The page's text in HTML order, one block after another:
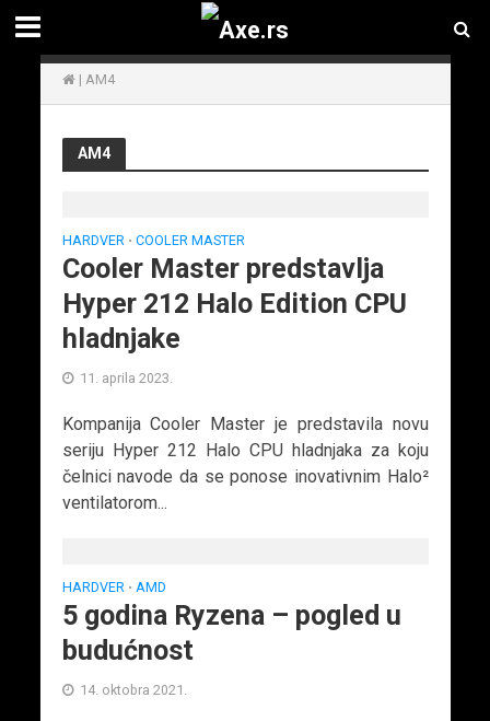
| AM4
AM4
HARDVER • COOLER MASTER
Cooler Master predstavlja
Hyper 212 Halo Edition CPU
hladnjake
11. aprila 2023.
Kompanija Cooler Master je predstavila novu
seriju Hyper 212 Halo CPU hladnjaka za koju
čelnici navode da se ponose inovativnim Halo²
ventilatorom...
HARDVER • AMD
5 godina Ryzena – pogled u
budućnost
14. oktobra 2021.